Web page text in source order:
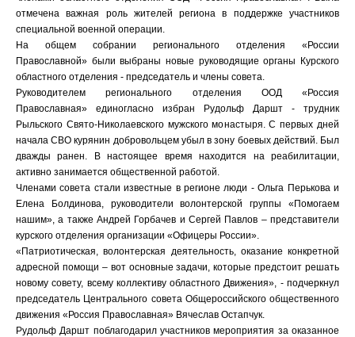
отмечена важная роль жителей региона в поддержке участников
специальной военной операции.
На общем собрании регионального отделения «России
Православной» были выбраны новые руководящие органы Курского
областного отделения - председатель и члены совета.
Руководителем регионального отделения ООД «Россия
Православная» единогласно избран Рудольф Даршт - трудник
Рыльского Свято-Николаевского мужского монастыря. С первых дней
начала СВО курянин добровольцем убыл в зону боевых действий. Был
дважды ранен. В настоящее время находится на реабилитации,
активно занимается общественной работой.
Членами совета стали известные в регионе люди - Ольга Перькова и
Елена Болдинова, руководители волонтерской группы «Помогаем
нашим», а также Андрей Горбачев и Сергей Павлов – представители
курского отделения организации «Офицеры России».
«Патриотическая, волонтерская деятельность, оказание конкретной
адресной помощи – вот основные задачи, которые предстоит решать
новому совету, всему коллективу областного Движения», - подчеркнул
председатель Центрального совета Общероссийского общественного
движения «Россия Православная» Вячеслав Остапчук.
Рудольф Даршт поблагодарил участников мероприятия за оказанное